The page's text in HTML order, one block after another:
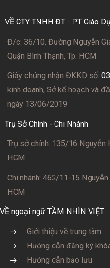
VỀ CTY TNHH ĐT - PT Giáo
Đ/c: 36/10, Đường Nguyễn
Quận Bình Thạnh, Tp. HCM
Giấy chứng nhận ĐKKD số:
kinh doanh, Sở kế hoạch và
ngày 13/06/2019
Trụ Sở Chính - Chi Nhánh
Trụ sở chính: 135/16 Nguyễn
HCM
Chi nhánh: 462/11-15
HCM
VỀ ngoại ngữ TẦM NHÌN VIỆT
Giới thiệu về trung tâm
Hướng dẫn đăng ký
Hướng dẫn bảo lưu